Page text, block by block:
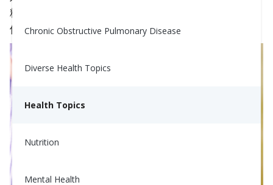
Chronic Obstructive Pulmonary Disease
Diverse Health Topics
Health Topics
Nutrition
Mental Health
糖尿病的症状。孕妇通常不会察觉到 GDM 的症状和
体征。